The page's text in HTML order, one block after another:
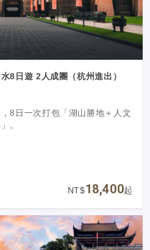
8日遊 2人成團（杭州進出）
8日一次打包「湖山勝地＋人文
。
NT$18,400起